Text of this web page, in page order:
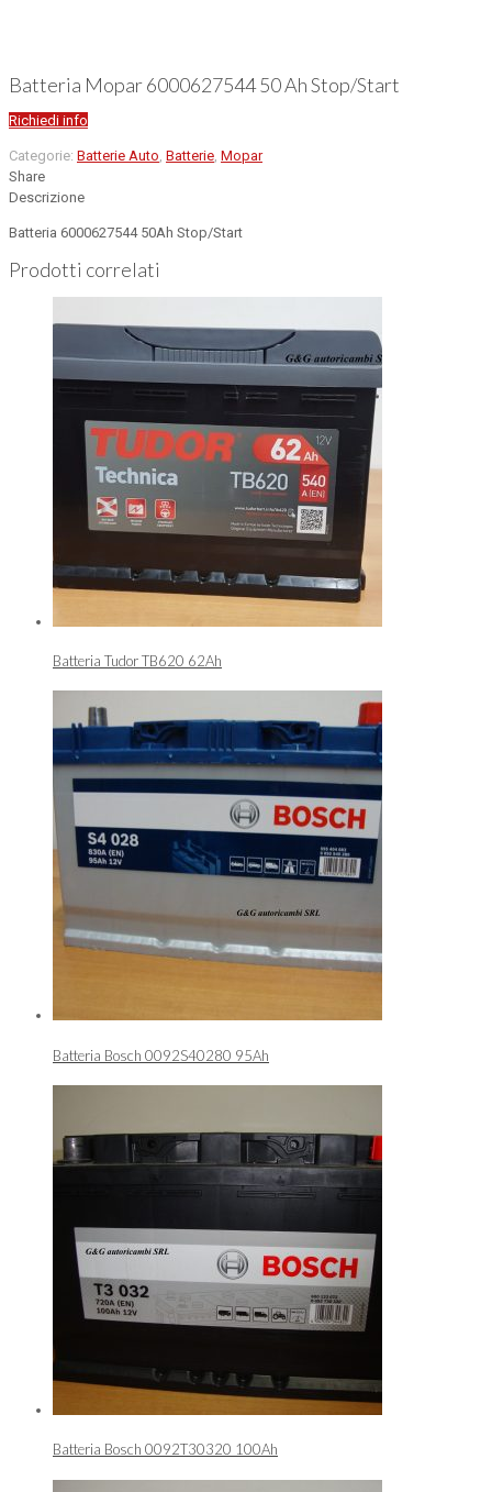
Batteria Mopar 6000627544 50 Ah Stop/Start
Richiedi info
Categorie: Batterie Auto Batterie Mopar
Share
Descrizione
Batteria 6000627544 50Ah Stop/Start
Prodotti correlati
Batteria Tudor TB620 62Ah
Batteria Bosch 0092S40280 95Ah
Batteria Bosch 0092T30320 100Ah